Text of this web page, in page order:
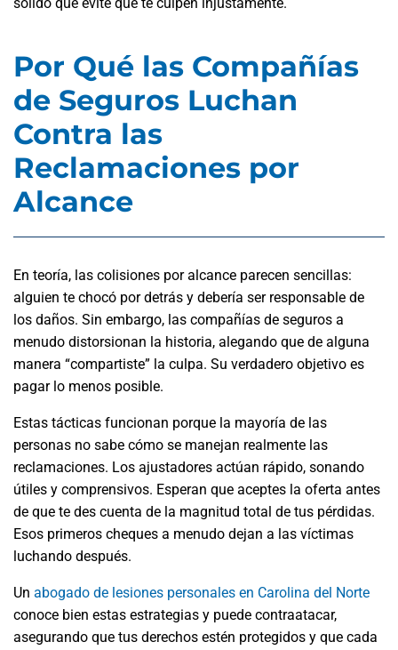
Por Qué las Compañías
de Seguros Luchan
Contra las
Reclamaciones por
Alcance
En teoría, las colisiones por alcance parecen sencillas:
alguien te chocó por detrás y debería ser responsable de
los daños. Sin embargo, las compañías de seguros a
menudo distorsionan la historia, alegando que de alguna
manera “compartiste” la culpa. Su verdadero objetivo es
pagar lo menos posible.
Estas tácticas funcionan porque la mayoría de las
personas no sabe cómo se manejan realmente las
reclamaciones. Los ajustadores actúan rápido, sonando
útiles y comprensivos. Esperan que aceptes la oferta antes
de que te des cuenta de la magnitud total de tus pérdidas.
Esos primeros cheques a menudo dejan a las víctimas
luchando después.
Un abogado de lesiones personales en Carolina del Norte
conoce bien estas estrategias y puede contraatacar,
asegurando que tus derechos estén protegidos y que cada